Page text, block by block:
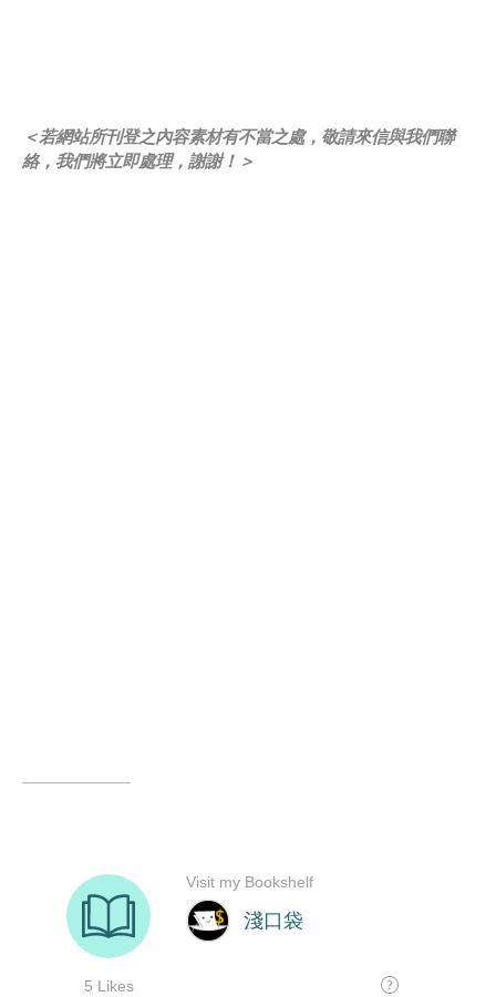
＜若網站所刊登之內容素材有不當之處，敬請來信與我們聯
絡，我們將立即處理，謝謝！＞